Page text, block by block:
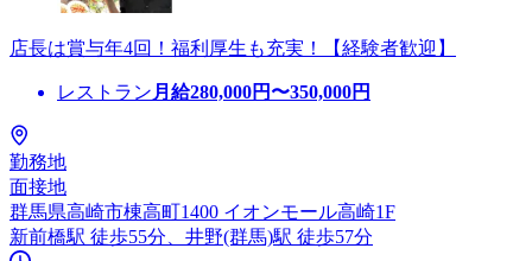
店長は賞与年4回！福利厚生も充実！【経験者歓迎】
レストラン 月給280,000円〜350,000円
勤務地
面接地
群馬県高崎市棟高町1400 イオンモール高崎1F
新前橋駅 徒歩55分、井野(群馬)駅 徒歩57分